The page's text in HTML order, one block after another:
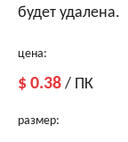
будет удалена.
цена:
$ 0.38 / ПК
размер: